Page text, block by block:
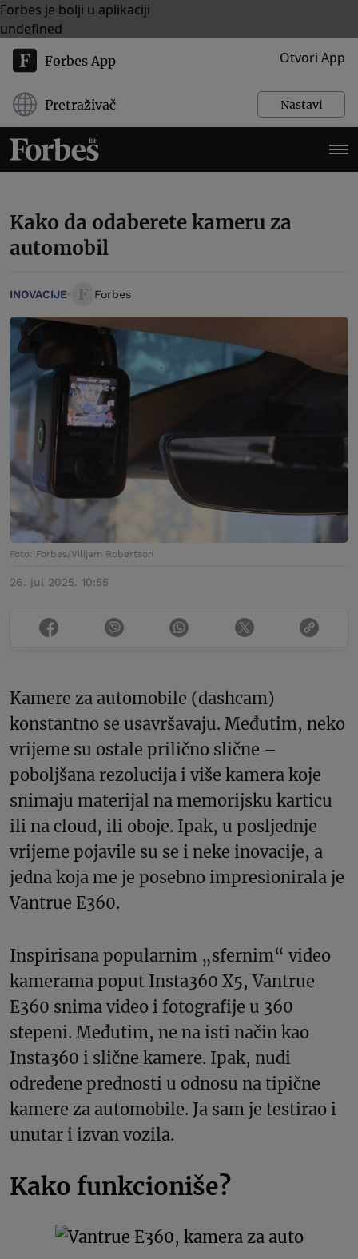
Forbes je bolji u aplikaciji
undefined
Forbes App Otvori App
Pretraživač Nastavi
Kako da odaberete kameru za
automobil
INOVACIJE Forbes
Foto: Forbes/Vilijam Robertson
26. jul 2025. 10:55
Kamere za automobile (dashcam)
konstantno se usavršavaju. Međutim, neko
vrijeme su ostale prilično slične –
poboljšana rezolucija i više kamera koje
snimaju materijal na memorijsku karticu
ili na cloud, ili oboje. Ipak, u posljednje
vrijeme pojavile su se i neke inovacije, a
jedna koja me je posebno impresionirala je
Vantrue E360.
Inspirisana popularnim „sfernim“ video
kamerama poput Insta360 X5, Vantrue
E360 snima video i fotografije u 360
stepeni. Međutim, ne na isti način kao
Insta360 i slične kamere. Ipak, nudi
određene prednosti u odnosu na tipične
kamere za automobile. Ja sam je testirao i
unutar i izvan vozila.
Kako funkcioniše?